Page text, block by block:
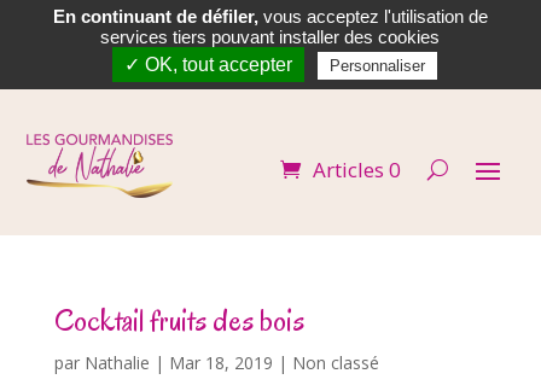
 
Articles 0
Cocktail fruits des bois
par Nathalie | Mar 18, 2019 | Non classé
En continuant de défiler,vous acceptez l'utilisation de
services tiers pouvant installer des cookies
✓ OK, tout accepter
Personnaliser